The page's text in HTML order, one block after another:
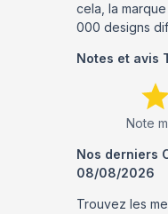
cela, la
000 designs
Notes et avis
Note
Nos derniers
08/08/2026
Trouvez les